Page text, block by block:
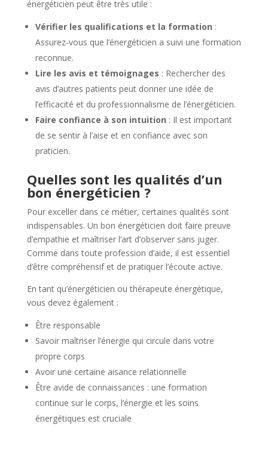
énergéticien peut être très utile :
Vérifier les qualifications et la formation :
Assurez-vous que l’énergéticien a suivi une formation
reconnue.
Lire les avis et témoignages : Rechercher des
avis d’autres patients peut donner une idée de
l’efficacité et du professionnalisme de l’énergéticien.
Faire confiance à son intuition : Il est important
de se sentir à l’aise et en confiance avec son
praticien.
Quelles sont les qualités d’un
bon énergéticien ?
Pour exceller dans ce métier, certaines qualités sont
indispensables. Un bon énergéticien doit faire preuve
d’empathie et maîtriser l’art d’observer sans juger.
Comme dans toute profession d’aide, il est essentiel
d’être compréhensif et de pratiquer l’écoute active.
En tant qu’énergéticien ou thérapeute énergétique,
vous devez également :
Être responsable
Savoir maîtriser l’énergie qui circule dans votre
propre corps
Avoir une certaine aisance relationnelle
Être avide de connaissances : une formation
continue sur le corps, l’énergie et les soins
énergétiques est cruciale